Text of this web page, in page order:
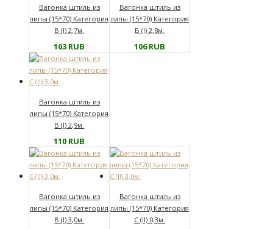
Вагонка штиль из
липы (15*70) Категория
В (I) 2,7м.
103 RUB
Вагонка штиль из
липы (15*70) Категория
В (I) 2,8м.
106RUB
Вагонка штиль из
липы (15*70) Категория
В (I) 2,9м.
110 RUB
Вагонка штиль из
липы (15*70) Категория
В (I) 3,0м.
Вагонка штиль из
липы (15*70) Категория
С (II) 0,3м.